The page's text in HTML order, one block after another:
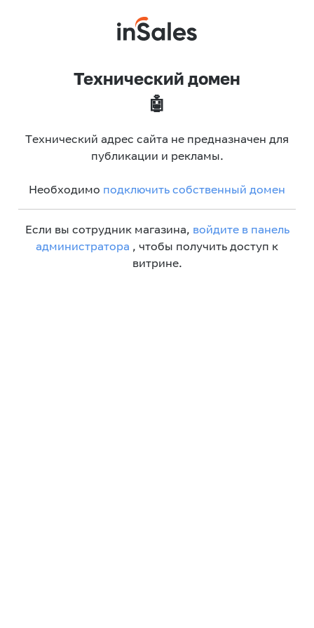
Технический домен
🤖
Технический адрес сайта не предназначен для
публикации и рекламы.
Необходимо подключить собственный домен
Если вы сотрудник магазина, войдите в панель
администратора , чтобы получить доступ к
витрине.